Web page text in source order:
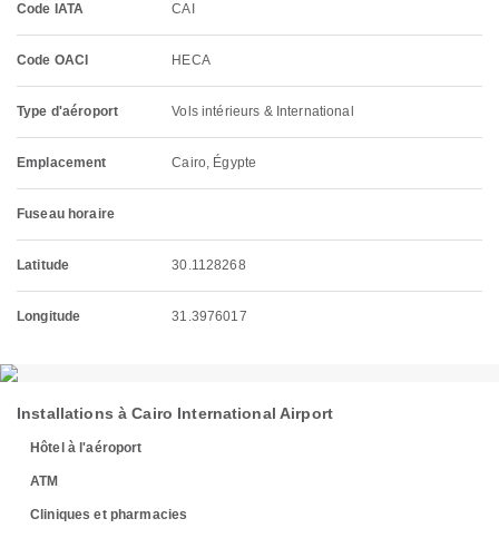
Code IATA CAI
Code OACI HECA
Type d'aéroport Vols intérieurs & International
Emplacement Cairo, Égypte
Fuseau horaire
Latitude 30.1128268
Longitude 31.3976017
Installations à Cairo International Airport
Hôtel à l'aéroport
ATM
Cliniques et pharmacies